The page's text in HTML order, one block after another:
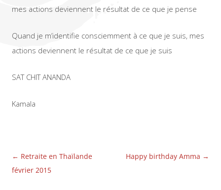
mes actions deviennent le résultat de ce que je pense
Quand je m’identifie consciemment à ce que je suis, mes
actions deviennent le résultat de ce que je suis
SAT CHIT ANANDA
Kamala
Navigation
des
← Retraite en Thaïlande
février 2015
Happy birthday Amma →